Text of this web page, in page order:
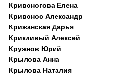
Кривоногова Елена
Кривонос Александр
Крижанская Дарья
Крикливый Алексей
Кружнов Юрий
Крылова Анна
Крылова Наталия